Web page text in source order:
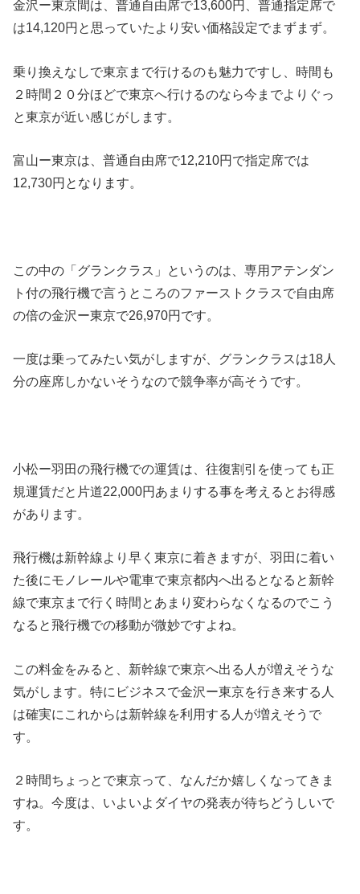
金沢ー東京間は、普通自由席で13,600円、普通指定席で
は14,120円と思っていたより安い価格設定でまずまず。
乗り換えなしで東京まで行けるのも魅力ですし、時間も
２時間２０分ほどで東京へ行けるのなら今までよりぐっ
と東京が近い感じがします。
富山ー東京は、普通自由席で12,210円で指定席では
12,730円となります。
この中の「グランクラス」というのは、専用アテンダン
ト付の飛行機で言うところのファーストクラスで自由席
の倍の金沢ー東京で26,970円です。
一度は乗ってみたい気がしますが、グランクラスは18人
分の座席しかないそうなので競争率が高そうです。
小松ー羽田の飛行機での運賃は、往復割引を使っても正
規運賃だと片道22,000円あまりする事を考えるとお得感
があります。
飛行機は新幹線より早く東京に着きますが、羽田に着い
た後にモノレールや電車で東京都内へ出るとなると新幹
線で東京まで行く時間とあまり変わらなくなるのでこう
なると飛行機での移動が微妙ですよね。
この料金をみると、新幹線で東京へ出る人が増えそうな
気がします。特にビジネスで金沢ー東京を行き来する人
は確実にこれからは新幹線を利用する人が増えそうで
す。
２時間ちょっとで東京って、なんだか嬉しくなってきま
すね。今度は、いよいよダイヤの発表が待ちどうしいで
す。